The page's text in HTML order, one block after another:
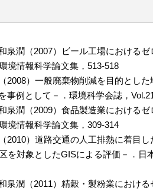
泉潤（2007）ビール工場における
境情報科学論文集，513-518
2008）一般廃棄物削減を目的とし
事例として－．環境科学会誌，
泉潤（2009）食品製造業における
境情報科学論文集，309-314
2010）道路交通の人工排熱に着目
を対象としたGISによる評価－．日
泉潤（2011）精穀・製粉業におけ